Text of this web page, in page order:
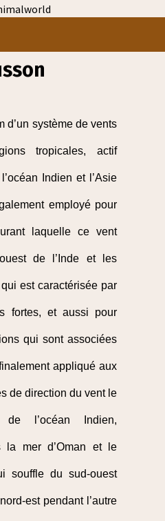
d’un système de vents
tropicales, actif
Indien et l’Asie
employé pour
laquelle ce vent
de l’Inde et les
est caractérisée par
fortes, et aussi pour
qui sont associées
appliqué aux
de direction du vent le
l’océan Indien,
la mer d’Oman et le
souffle du sud-ouest
est pendant l’autre